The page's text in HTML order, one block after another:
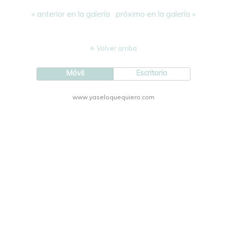
« anterior en la galería próximo en la galería »
Volver arriba
Móvil Escritorio
www.yaseloquequiero.com